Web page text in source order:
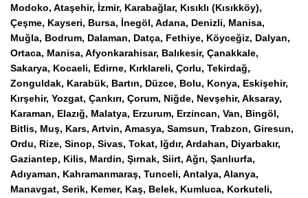
Modoko, Ataşehir, İzmir, Karabağlar, Kısıklı (Kısıkköy),
Çeşme, Kayseri, Bursa, İnegöl, Adana, Denizli, Manisa,
Muğla, Bodrum, Dalaman, Datça, Fethiye, Köyceğiz, Dalyan,
Ortaca, Manisa, Afyonkarahisar, Balıkesir, Çanakkale,
Sakarya, Kocaeli, Edirne, Kırklareli, Çorlu, Tekirdağ,
Zonguldak, Karabük, Bartın, Düzce, Bolu, Konya, Eskişehir,
Kırşehir, Yozgat, Çankırı, Çorum, Niğde, Nevşehir, Aksaray,
Karaman, Elazığ, Malatya, Erzurum, Erzincan, Van, Bingöl,
Bitlis, Muş, Kars, Artvin, Amasya, Samsun, Trabzon, Giresun,
Ordu, Rize, Sinop, Sivas, Tokat, Iğdır, Ardahan, Diyarbakır,
Gaziantep, Kilis, Mardin, Şırnak, Siirt, Ağrı, Şanlıurfa,
Adıyaman, Kahramanmaraş, Tunceli, Antalya, Alanya,
Manavgat, Serik, Kemer, Kaş, Belek, Kumluca, Korkuteli,